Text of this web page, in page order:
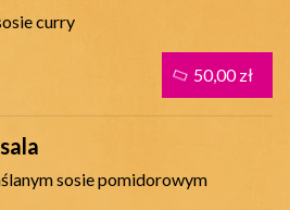
curry
sosie pomidorowym